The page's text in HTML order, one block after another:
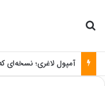
آمپول لاغری؛ نسخه‌ای